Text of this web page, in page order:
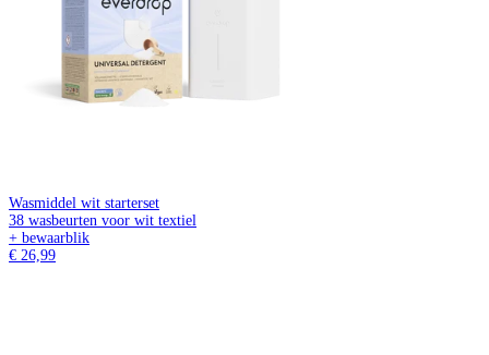
Wasmiddel wit starterset
38 wasbeurten voor wit textiel
+ bewaarblik
€ 26,99